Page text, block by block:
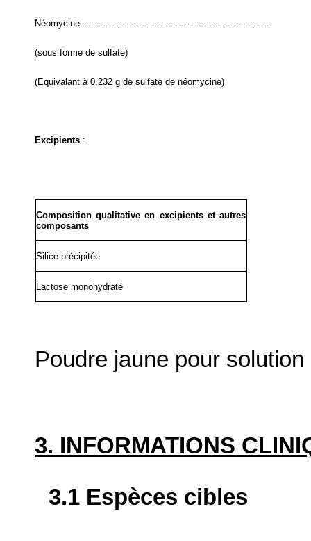
Néomycine …………………………….…..……………………
(sous forme de sulfate)
(Equivalant à 0,232 g de sulfate de néomycine)
Excipients :
Composition qualitative en excipients et autres
composants
Silice précipitée
Lactose monohydraté
Poudre jaune pour
3. INFORMATIONS
3.1 Espèces cibles